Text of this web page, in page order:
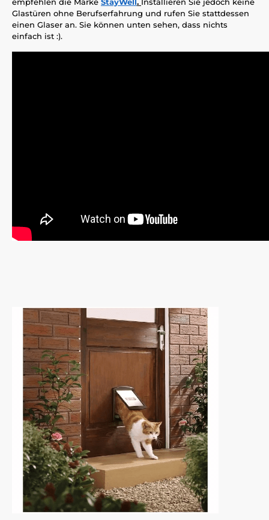
Glastüren ohne Berufserfahrung und rufen Sie stattdessen
einen Glaser an. Sie können unten sehen, dass nichts
einfach ist :).